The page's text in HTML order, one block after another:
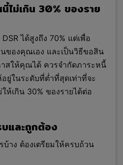
ไม่เกิน 30% ของราย
ได้สูงถึง 70% แต่เพื่อ
ของคุณเอง และเป็นวิธีขอสิน
าสให้คุณได้ ควรจำกัดภาระหนี้
ยู่ในระดับที่ต่ำที่สุดเท่าที่จะ
ห้เกิน 30% ของรายได้ต่อ
บและถูกต้อง
บ้าง ต้องเตรียมให้ครบถ้วน